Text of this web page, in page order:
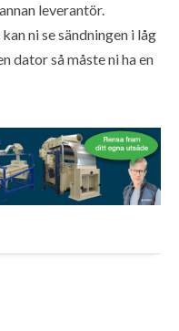
leverantör.
ni se sändningen i låg
dator så måste ni ha en